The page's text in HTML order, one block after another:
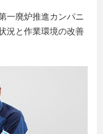
一廃炉推進カンパニ
況と作業環境の改善